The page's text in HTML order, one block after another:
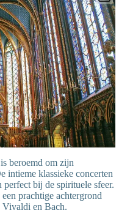
beroemd om zijn
intieme klassieke concerten
perfect bij de spirituele sfeer.
prachtige achtergrond
Vivaldi en Bach.